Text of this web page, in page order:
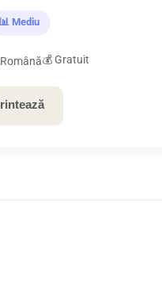
📊 Mediu
💰 Gratuit